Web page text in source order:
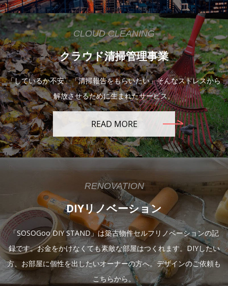
CLOUD CLEANING
クラウド清掃管理事業
「しているか不安」「清掃報告をもらいたい」そんなストレスから
解放させるために生まれたサービス。
READ MORE
RENOVATION
DIYリノベーション
「SOSOGoo DIY STAND」は築古物件セルフリノベーションの記
録です。お金をかけなくても素敵な部屋はつくれます。DIYしたい
方、お部屋に個性を出したいオーナーの方へ。デザインのご依頼も
こちらから。